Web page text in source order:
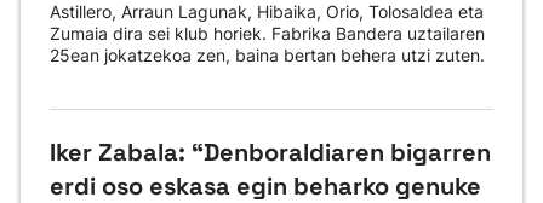
Astillero, Arraun Lagunak, Hibaika, Orio, Tolosaldea eta
Zumaia dira sei klub horiek. Fabrika Bandera uztailaren
25ean jokatzekoa zen, baina bertan behera utzi zuten.
Iker Zabala: “Denboraldiaren bigarren
erdi oso eskasa egin beharko genuke